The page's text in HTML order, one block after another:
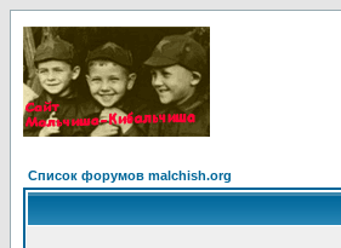
Список форумов malchish.org